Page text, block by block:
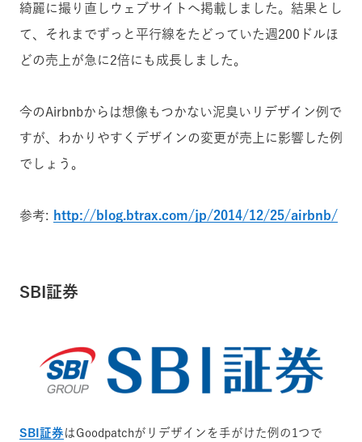
綺麗に撮り直しウェブサイトへ掲載しました。 結果とし
て、それまでずっと平行線をたどっていた週200ドルほ
どの売上が急に2倍にも成長しました。
今のAirbnbからは想像もつかない泥臭いリデザイン例で
すが、わかりやすくデザインの変更が売上に影響した例
でしょう。
参考: http://blog.btrax.com/jp/2014/12/25/airbnb/
SBI証券
SBI証券 はGoodpatchがリデザインを手がけた例の1つで